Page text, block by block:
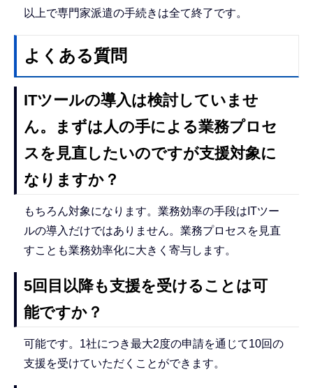
以上で専門家派遣の手続きは全て終了です。
よくある質問
ITツールの導入は検討していませ
ん。まずは人の手による業務プロセ
スを見直したいのですが支援対象に
なりますか？
もちろん対象になります。業務効率の手段はITツー
ルの導入だけではありません。業務プロセスを見直
すことも業務効率化に大きく寄与します。
5回目以降も支援を受けることは可
能ですか？
可能です。1社につき最大2度の申請を通じて10回の
支援を受けていただくことができます。